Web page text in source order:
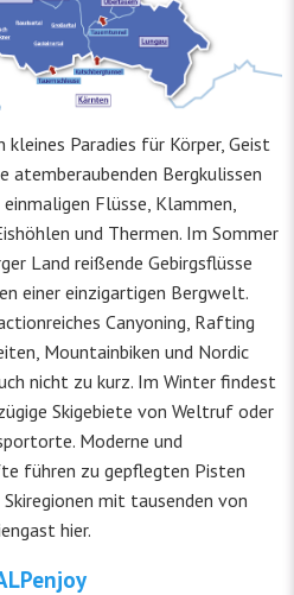
kleines Paradies für Körper, Geist
atemberaubenden Bergkulissen
Flüsse, Klammen,
und Thermen. Im Sommer
Land reißende Gebirgsflüsse
einer einzigartigen Bergwelt.
Canyoning, Rafting
Mountainbiken und Nordic
nicht zu kurz. Im Winter findest
Skigebiete von Weltruf oder
Moderne und
führen zu gepflegten Pisten
mit tausenden von
hier.